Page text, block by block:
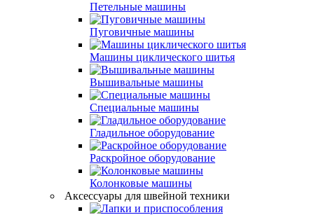
Петельные машины
Пуговичные машины
Машины циклического шитья
Вышивальные машины
Специальные машины
Гладильное оборудование
Раскройное оборудование
Колонковые машины
Аксессуары для швейной техники